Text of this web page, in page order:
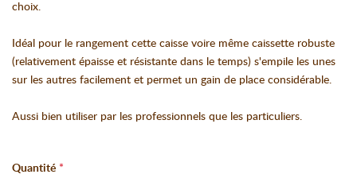
choix.
Idéal pour le rangement cette caisse voire même caissette robuste
(relativement épaisse et résistante dans le temps) s'empile les unes
sur les autres facilement et permet un gain de place considérable.
Aussi bien utiliser par les professionnels que les particuliers.
Quantité